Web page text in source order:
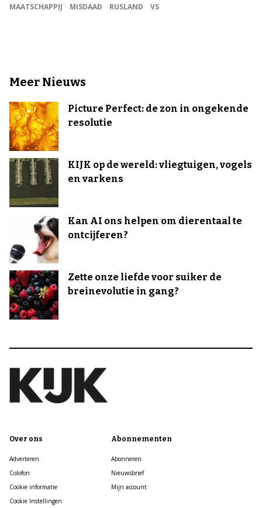
MAATSCHAPPIJ
MISDAAD RUSLAND VS
Meer Nieuws
Picture Perfect: de zon in ongekende
resolutie
KIJK op de wereld: vliegtuigen, vogels
en varkens
Kan AI ons helpen om dierentaal te
ontcijferen?
Zette onze liefde voor suiker de
breinevolutie in gang?
Over ons
Adverteren
Colofon
Cookie informatie
Cookie Instellingen
Abonnementen
Abonneren
Nieuwsbrief
Mijn account